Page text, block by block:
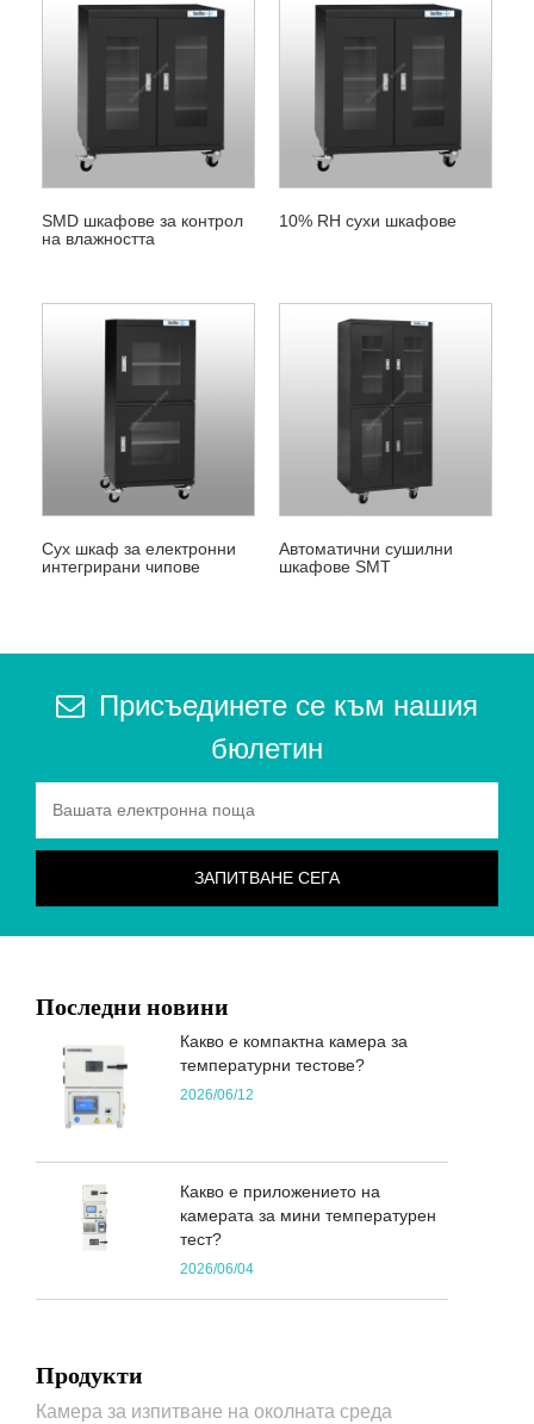
SMD шкафове за контрол
на влажността
10% RH сухи шкафове
Сух шкаф за електронни
интегрирани чипове
Автоматични сушилни
шкафове SMT
Присъединете се към нашия
бюлетин
Последни новини
Какво е компактна камера за
температурни тестове?
2026/06/12
Какво е приложението на
камерата за мини температурен
тест?
2026/06/04
Продукти
Камера за изпитване на околната среда